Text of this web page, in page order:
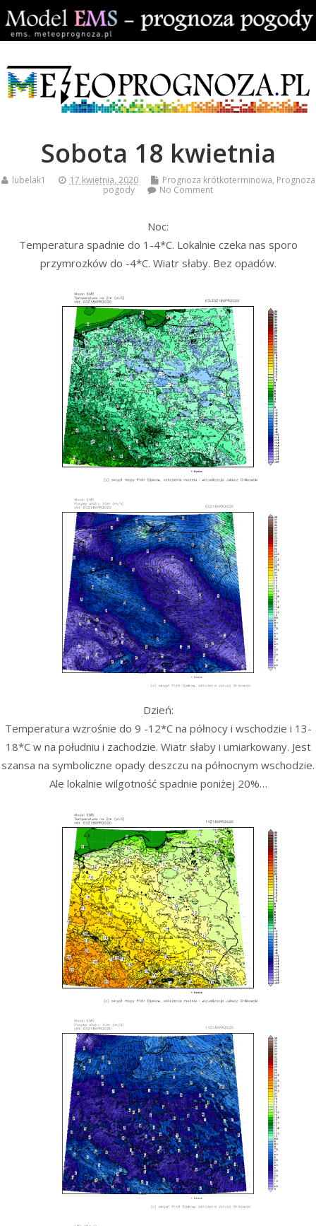
Sobota 18 kwietnia
lubelak1 17 kwietnia, 2020 Prognoza krótkoterminowa, Prognoza
pogody
No Comment
Noc:
Temperatura spadnie do 1-4*C. Lokalnie czeka nas sporo
przymrozków do -4*C. Wiatr słaby. Bez opadów.
Dzień:
Temperatura wzrośnie do 9 -12*C na północy i wschodzie i 13-
18*C w na południu i zachodzie. Wiatr słaby i umiarkowany. Jest
szansa na symboliczne opady deszczu na północnym wschodzie.
Ale lokalnie wilgotność spadnie poniżej 20%…